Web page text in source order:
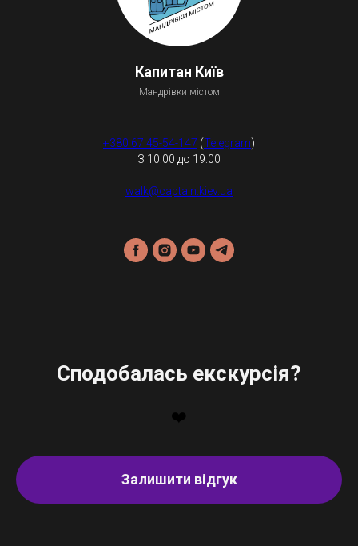
Капитан Київ
Мандрівки містом
+380 67 45-54-147 (Telegram)
З 10:00 до 19:00
walk@captain.kiev.ua
Сподобалась екскурсія?
❤️
Залишити відгук